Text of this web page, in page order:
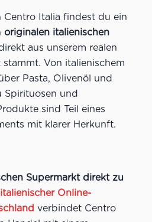
Centro Italia findest du ein
originalen italienischen
aus unserem realen
Von italienischem
Pasta, Olivenöl und
Spirituosen und
sind Teil eines
mit klarer Herkunft.
Supermarkt direkt zu
italienischer Online-
verbindet Centro